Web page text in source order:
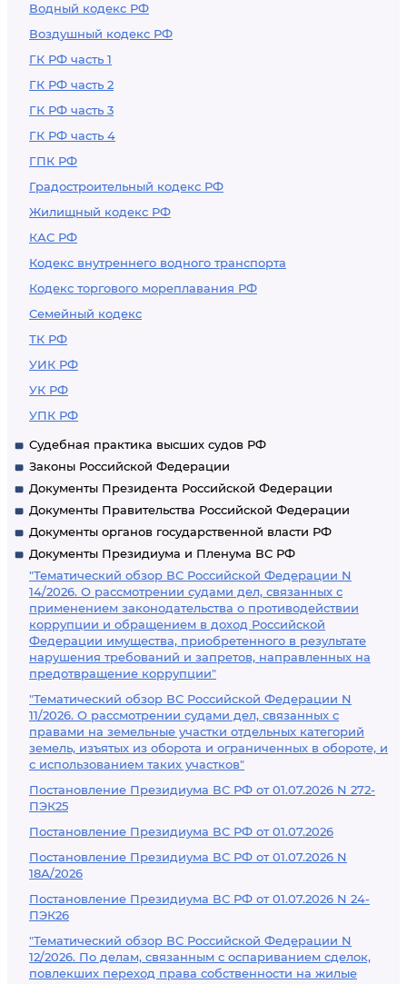
Водный кодекс РФ
Воздушный кодекс РФ
ГК РФ часть 1
ГК РФ часть 2
ГК РФ часть 3
ГК РФ часть 4
ГПК РФ
Градостроительный кодекс РФ
Жилищный кодекс РФ
КАС РФ
Кодекс внутреннего водного транспорта
Кодекс торгового мореплавания РФ
Семейный кодекс
ТК РФ
УИК РФ
УК РФ
УПК РФ
Судебная практика высших судов РФ
Законы Российской Федерации
Документы Президента Российской Федерации
Документы Правительства Российской Федерации
Документы органов государственной власти РФ
Документы Президиума и Пленума ВС РФ
"Тематический обзор ВС Российской Федерации N
14/2026. О рассмотрении судами дел, связанных с
применением законодательства о противодействии
коррупции и обращением в доход Российской
Федерации имущества, приобретенного в результате
нарушения требований и запретов, направленных на
предотвращение коррупции"
"Тематический обзор ВС Российской Федерации N
11/2026. О рассмотрении судами дел, связанных с
правами на земельные участки отдельных категорий
земель, изъятых из оборота и ограниченных в обороте, и
с использованием таких участков"
Постановление Президиума ВС РФ от 01.07.2026 N 272-
ПЭК25
Постановление Президиума ВС РФ от 01.07.2026
Постановление Президиума ВС РФ от 01.07.2026 N
18А/2026
Постановление Президиума ВС РФ от 01.07.2026 N 24-
ПЭК26
"Тематический обзор ВС Российской Федерации N
12/2026. По делам, связанным с оспариванием сделок,
повлекших переход права собственности на жилые